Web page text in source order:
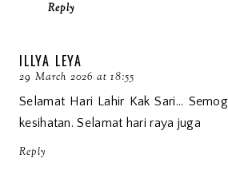
Reply
ILLYA LEYA
29 March 2026 at 18:55
Selamat Hari Lahir Kak Sari...
kesihatan. Selamat hari raya juga
Reply